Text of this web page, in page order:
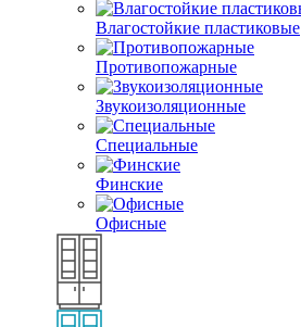
Влагостойкие пластиковые
Противопожарные
Звукоизоляционные
Специальные
Финские
Офисные